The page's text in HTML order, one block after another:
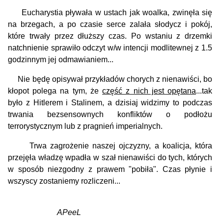
Eucharystia pływała w ustach jak woalka, zwinęła się
na brzegach, a po czasie serce zalała słodycz i pokój,
które trwały przez dłuższy czas. Po wstaniu z drzemki
natchnienie sprawiło odczyt w/w intencji modlitewnej z 1.5
godzinnym jej odmawianiem...
Nie będę opisywał przykładów chorych z nienawiści, bo
kłopot polega na tym, żeczęść z nich jest opętana...tak
było z Hitlerem i Stalinem, a dzisiaj widzimy to podczas
trwania bezsensownych konfliktów o podłożu
terrorystycznym lub z pragnień imperialnych.
Trwa zagrożenie naszej ojczyzny, a koalicja, która
przejęła władzę wpadła w szał nienawiści do tych, których
w sposób niezgodny z prawem "pobiła". Czas płynie i
wszyscy zostaniemy rozliczeni...
APeeL